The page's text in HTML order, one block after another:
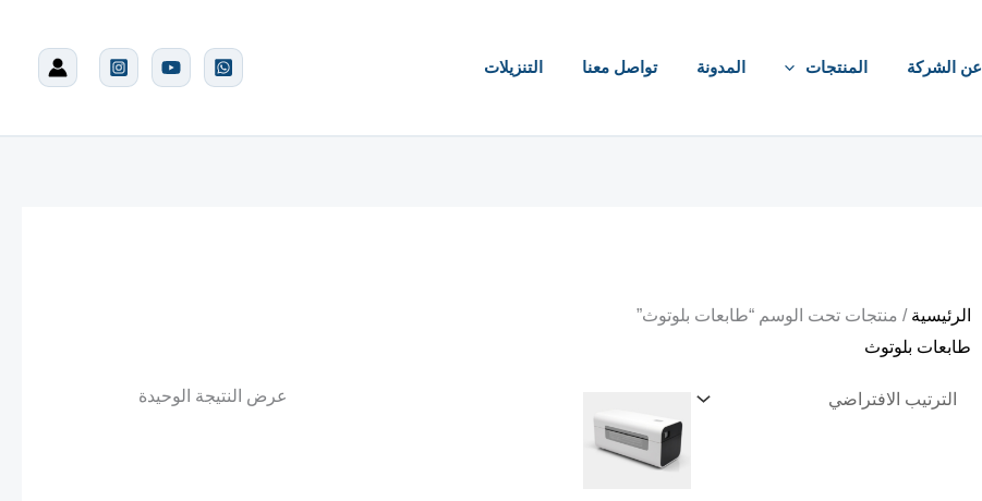
عن الشركة المنتجات المدونة تواصل معنا التنزيلات
الرئيسية / منتجات تحت الوسم “طابعات بلوتوث”
طابعات بلوتوث
عرض النتيجة الوحيدة